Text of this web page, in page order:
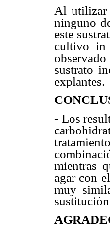
Al utilizar
ninguno
este
cultivo in
sustrato
explantes.
- Los
mientras
agar con
muy